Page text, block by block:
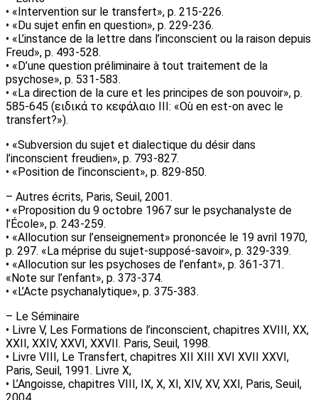
• «Intervention sur le transfert», p. 215-226.
• «Du sujet enfin en question», p. 229-236.
• «L’instance de la lettre dans l’inconscient ou la raison depuis
Freud», p. 493-528.
• «D’une question préliminaire à tout traitement de la
psychose», p. 531-583.
• «La direction de la cure et les principes de son pouvoir», p.
585-645 (ειδικά το κεφάλαιο ΙΙΙ: «Où en est-on avec le
transfert?»).
• «Subversion du sujet et dialectique du désir dans
l’inconscient freudien», p. 793-827.
• «Position de l’inconscient», p. 829-850.
– Autres écrits, Paris, Seuil, 2001.
• «Proposition du 9 octobre 1967 sur le psychanalyste de
l’École», p. 243-259.
• «Allocution sur l’enseignement» prononcée le 19 avril 1970,
p. 297. «La méprise du sujet-supposé-savoir», p. 329-339.
• «Allocution sur les psychoses de l’enfant», p. 361-371.
«Note sur l’enfant», p. 373-374.
• «L’Acte psychanalytique», p. 375-383.
– Le Séminaire
• Livre V, Les Formations de l’inconscient, chapitres XVIII, XX,
XXII, XXIV, XXVI, XXVII. Paris, Seuil, 1998.
• Livre VIII, Le Transfert, chapitres XII XIII XVI XVII XXVI,
Paris, Seuil, 1991. Livre X,
• L’Angoisse, chapitres VIII, IX, X, XI, XIV, XV, XXI, Paris, Seuil,